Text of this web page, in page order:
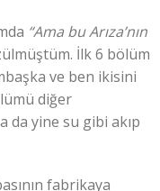
“Ama bu Arıza’nın
İlk 6 bölüm
ve ben ikisini
diğer
da yine su gibi akıp
fabrikaya